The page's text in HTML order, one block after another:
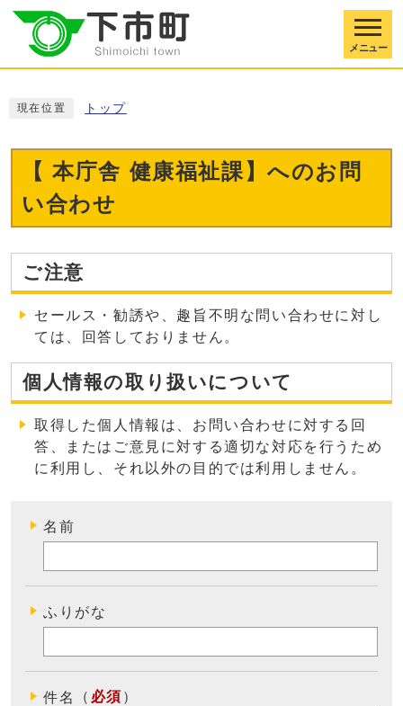
メニュー
現在位置 トップ
【 本庁舎 健康福祉課】へのお問
い合わせ
ご注意
セールス・勧誘や、趣旨不明な問い合わせに対し
ては、回答しておりません。
個人情報の取り扱いについて
取得した個人情報は、お問い合わせに対する回
答、またはご意見に対する適切な対応を行うため
に利用し、それ以外の目的では利用しません 。
名前
ふりがな
件名 （ 必須 ）